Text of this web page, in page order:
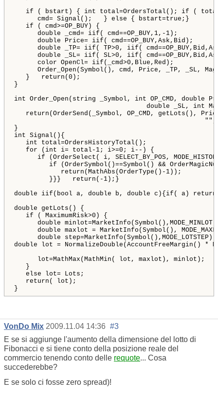
if
( bstart ) { int total=OrdersTotal ( ) ; if (
      cmd
= Signal ( ) ; } else { bstart=true ; }
if
( cmd>=OP_BUY)
{
double _cmd= iif ( cmd==OP_BUY, 1, - 1) ;
double Price= iif ( cmd==OP_BUY, Ask , Bid ) ;
double _TP= iif ( TP>0 , iif ( cmd==OP_BUY, Bid ,
double _SL= iif ( SL>0 , iif ( cmd==OP_BUY, Bid ,
color OpenCl= iif ( _cmd>0 , Blue , Red ) ;
      Order_Open
(Symbol ( ) , cmd , Price , _TP , _SL ,
}
return (0 ) ;
}
int Order_Open ( string _Symbol , int OP_CMD, double
double _SL , int
return (OrderSend ( _Symbol , OP_CMD, getLots ( ) ,
""
}
int Signal ( ) {
int total=OrdersHistoryTotal ( ) ;
for
( int i= total - 1; i>=0 ; i- - )
{
if
(OrderSelect ( i, SELECT_BY_POS,
if
(OrderSymbol ( )==Symbol ( ) &&
return (MathAbs (OrderType ( ) - 1) ) ;
}}} return ( - 1) ; }
double iif ( bool a, double b , double c ) {if ( a) return
double getLots ( )
{
if
( MaximumRisk>0 )
{
double minlot=MarketInfo (Symbol ( ) , MODE_MINLOT
double maxlot = MarketInfo (Symbol ( ) ,
double step=MarketInfo (Symbol ( ) , MODE_LOTSTEP )
double lot = NormalizeDouble (AccountFreeMargin ( ) *
      lot
=MathMax (MathMin ( lot , maxlot ) , minlot ) ;
}
else lot= Lots ;
return ( lot ) ;
}
VonDo Mix 2009.11.04 14:36 #3
E se si aggiunge l'aumento della dimensione del lotto di
Fibonacci e si tiene conto della posizione reale del
commercio tenendo conto delle requote... Cosa
succederebbe?
E se solo ci fosse zero spread)!